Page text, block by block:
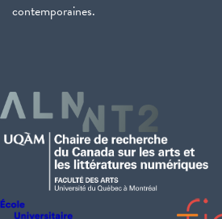
contemporaines.